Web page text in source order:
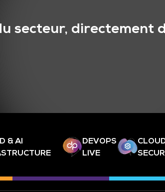
secteur, directement
& AI
DEVOPS
LIVE